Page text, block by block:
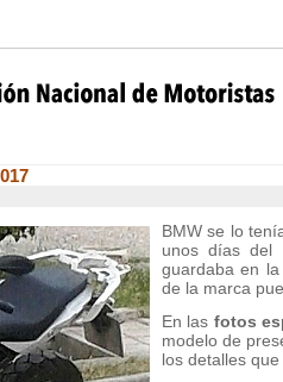
BMW se lo
unos días del
guardaba en
de la marca
En las fotos
modelo de
los detalles